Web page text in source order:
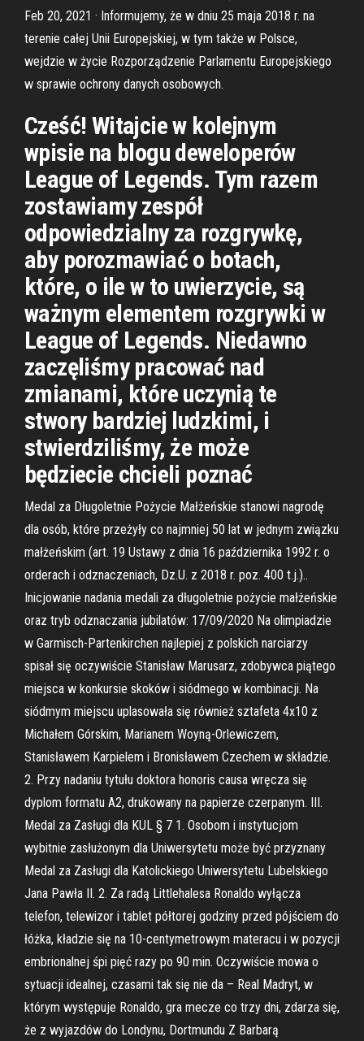
Feb 20, 2021 · Informujemy, że w dniu 25 maja 2018 r. na
terenie całej Unii Europejskiej, w tym także w Polsce,
wejdzie w życie Rozporządzenie Parlamentu Europejskiego
w sprawie ochrony danych osobowych.
Cześć! Witajcie w kolejnym
wpisie na blogu deweloperów
League of Legends. Tym razem
zostawiamy zespół
odpowiedzialny za rozgrywkę,
aby porozmawiać o botach,
które, o ile w to uwierzycie, są
ważnym elementem rozgrywki w
League of Legends. Niedawno
zaczęliśmy pracować nad
zmianami, które uczynią te
stwory bardziej ludzkimi, i
stwierdziliśmy, że może
będziecie chcieli poznać
Medal za Długoletnie Pożycie Małżeńskie stanowi nagrodę
dla osób, które przeżyły co najmniej 50 lat w jednym związku
małżeńskim (art. 19 Ustawy z dnia 16 października 1992 r. o
orderach i odznaczeniach, Dz.U. z 2018 r. poz. 400 t.j.)..
Inicjowanie nadania medali za długoletnie pożycie małżeńskie
oraz tryb odznaczania jubilatów: 17/09/2020 Na olimpiadzie
w Garmisch-Partenkirchen najlepiej z polskich narciarzy
spisał się oczywiście Stanisław Marusarz, zdobywca piątego
miejsca w konkursie skoków i siódmego w kombinacji. Na
siódmym miejscu uplasowała się również sztafeta 4x10 z
Michałem Górskim, Marianem Woyną-Orlewiczem,
Stanisławem Karpielem i Bronisławem Czechem w składzie.
2. Przy nadaniu tytułu doktora honoris causa wręcza się
dyplom formatu A2, drukowany na papierze czerpanym. III.
Medal za Zasługi dla KUL § 7 1. Osobom i instytucjom
wybitnie zasłużonym dla Uniwersytetu może być przyznany
Medal za Zasługi dla Katolickiego Uniwersytetu Lubelskiego
Jana Pawła II. 2. Za radą Littlehalesa Ronaldo wyłącza
telefon, telewizor i tablet półtorej godziny przed pójściem do
łóżka, kładzie się na 10-centymetrowym materacu i w pozycji
embrionalnej śpi pięć razy po 90 min. Oczywiście mowa o
sytuacji idealnej, czasami tak się nie da – Real Madryt, w
którym występuje Ronaldo, gra mecze co trzy dni, zdarza się,
że z wyjazdów do Londynu, Dortmundu Z Barbarą